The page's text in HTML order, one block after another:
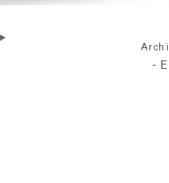
-